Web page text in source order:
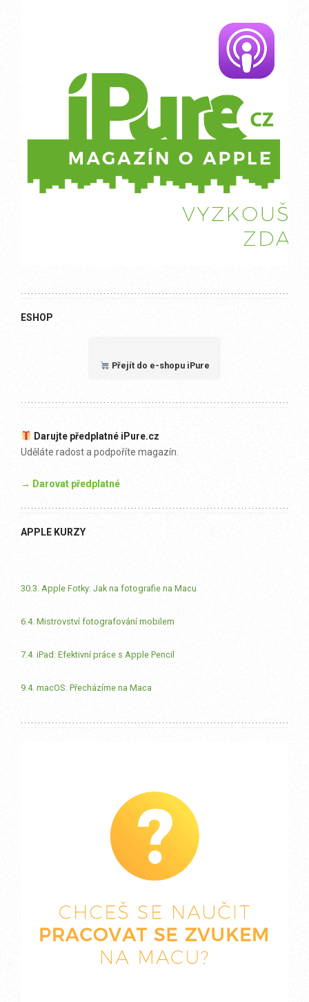
ESHOP
Přejít do e-shopu iPure
Darujte předplatné iPure.cz
Uděláte radost a podpoříte magazín.
→ Darovat předplatné
APPLE KURZY
30.3. Apple Fotky: Jak na fotografie na Macu
6.4. Mistrovství fotografování mobilem
7.4. iPad: Efektivní práce s Apple Pencil
9.4. macOS: Přecházíme na Maca